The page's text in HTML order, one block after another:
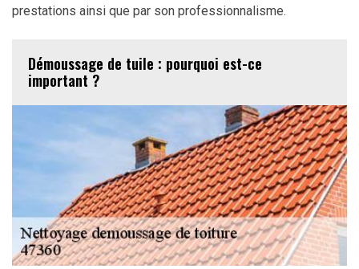
prestations ainsi que par son professionnalisme.
Démoussage de tuile : pourquoi est-ce
important ?